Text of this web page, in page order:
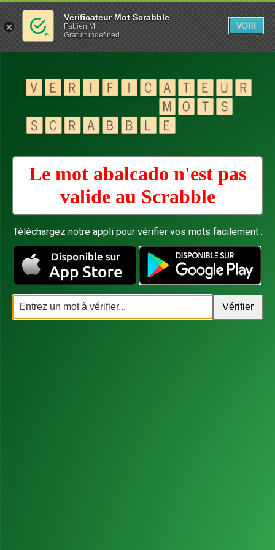
Le mot abalcado n'est pas
valide au Scrabble
Téléchargez notre appli pour vérifier vos mots facilement :
Vérificateur Mot Scrabble
Fabien M
Gratuitundefined
VOIR